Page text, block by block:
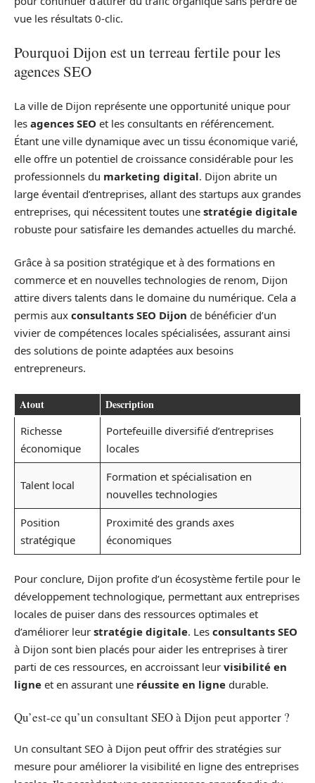
vue les résultats 0-clic.
Pourquoi Dijon est un terreau fertile pour les
agences SEO
La ville de Dijon représente une opportunité unique pour
les agences SEO et les consultants en référencement.
Étant une ville dynamique avec un tissu économique varié,
elle offre un potentiel de croissance considérable pour les
professionnels du marketing digital. Dijon abrite un
large éventail d’entreprises, allant des startups aux grandes
entreprises, qui nécessitent toutes une stratégie digitale
robuste pour satisfaire les demandes actuelles du marché.
Grâce à sa position stratégique et à des formations en
commerce et en nouvelles technologies de renom, Dijon
attire divers talents dans le domaine du numérique. Cela a
permis aux consultants SEO Dijon de bénéficier d’un
vivier de compétences locales spécialisées, assurant ainsi
des solutions de pointe adaptées aux besoins
entrepreneurs.
Atout Description
Richesse
économique
Portefeuille diversifié d’entreprises
locales
Talent local
Formation et spécialisation en
nouvelles technologies
Position
stratégique
Proximité des grands axes
économiques
Pour conclure, Dijon profite d’un écosystème fertile pour le
développement technologique, permettant aux entreprises
locales de puiser dans des ressources optimales et
d’améliorer leur stratégie digitale. Les consultants SEO
à Dijon sont bien placés pour aider les entreprises à tirer
parti de ces ressources, en accroissant leur visibilité en
ligne et en assurant une réussite en ligne durable.
Qu’est-ce qu’un consultant SEO à Dijon peut apporter ?
Un consultant SEO à Dijon peut offrir des stratégies sur
mesure pour améliorer la visibilité en ligne des entreprises